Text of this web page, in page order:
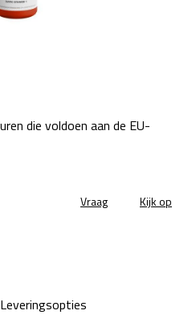
Leveringsopties
die voldoen aan de EU-
Vraag Kijk op